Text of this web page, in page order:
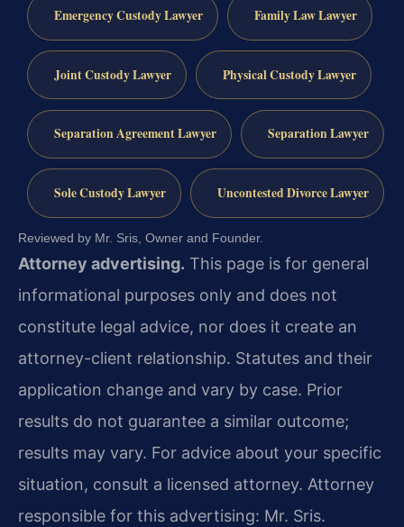
Emergency Custody Lawyer Family Law Lawyer
Joint Custody Lawyer Physical Custody Lawyer
Separation Agreement Lawyer Separation Lawyer
Sole Custody Lawyer Uncontested Divorce Lawyer
Reviewed by Mr. Sris, Owner and Founder.
Attorney advertising. This page is for general
informational purposes only and does not
constitute legal advice, nor does it create an
attorney-client relationship. Statutes and their
application change and vary by case. Prior
results do not guarantee a similar outcome;
results may vary. For advice about your specific
situation, consult a licensed attorney. Attorney
responsible for this advertising: Mr. Sris.